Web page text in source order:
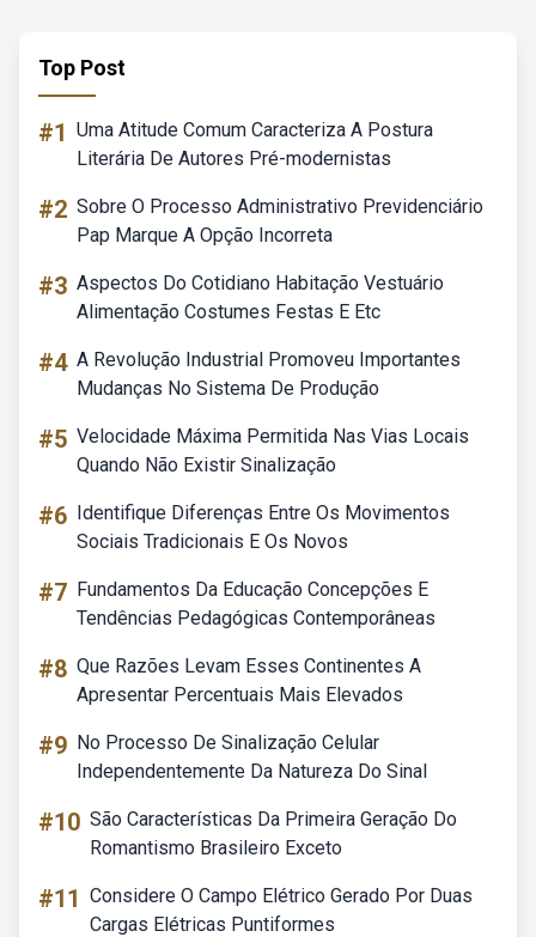
Top Post
#1 Uma Atitude Comum Caracteriza A Postura
Literária De Autores Pré-modernistas
#2 Sobre O Processo Administrativo Previdenciário
Pap Marque A Opção Incorreta
#3 Aspectos Do Cotidiano Habitação Vestuário
Alimentação Costumes Festas E Etc
#4 A Revolução Industrial Promoveu Importantes
Mudanças No Sistema De Produção
#5 Velocidade Máxima Permitida Nas Vias Locais
Quando Não Existir Sinalização
#6 Identifique Diferenças Entre Os Movimentos
Sociais Tradicionais E Os Novos
#7 Fundamentos Da Educação Concepções E
Tendências Pedagógicas Contemporâneas
#8 Que Razões Levam Esses Continentes A
Apresentar Percentuais Mais Elevados
#9 No Processo De Sinalização Celular
Independentemente Da Natureza Do Sinal
#10 São Características Da Primeira Geração Do
Romantismo Brasileiro Exceto
#11 Considere O Campo Elétrico Gerado Por Duas
Cargas Elétricas Puntiformes